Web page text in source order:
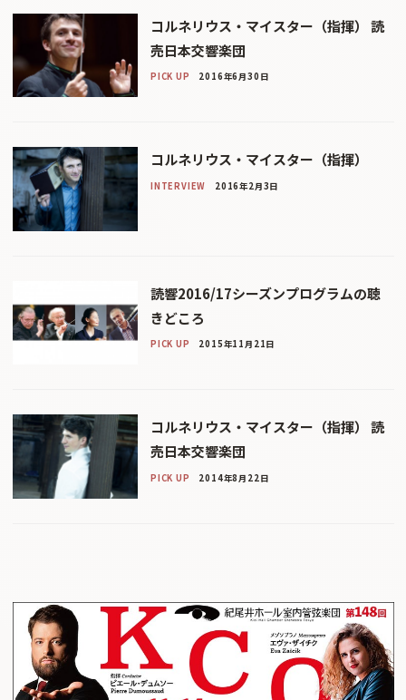
コルネリウス・マイスター（指揮） 読
売日本交響楽団
PICK UP 2016年6月30日
コルネリウス・マイスター（指揮）
INTERVIEW 2016年2月3日
読響2016/17シーズンプログラムの聴
きどころ
PICK UP 2015年11月21日
コルネリウス・マイスター（指揮） 読
売日本交響楽団
PICK UP 2014年8月22日